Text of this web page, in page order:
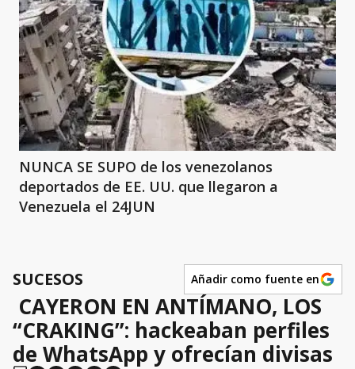
NUNCA SE SUPO de los venezolanos
deportados de EE. UU. que llegaron a
Venezuela el 24JUN
SUCESOS Añadir como fuente en
CAYERON EN ANTÍMANO, LOS
“CRAKING”: hackeaban perfiles
de WhatsApp y ofrecían divisas